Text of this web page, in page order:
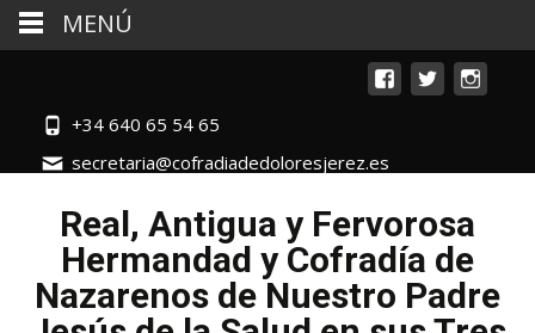
+34 640 65 54 65
secretaria@cofradiadedoloresjerez.es
Real, Antigua y Fervorosa
Hermandad y Cofradía de
Nazarenos de Nuestro Padre
MENÚ